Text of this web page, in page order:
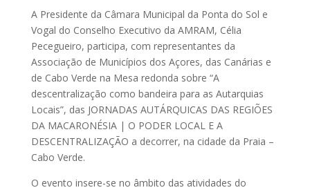
A Presidente da Câmara Municipal da Ponta do Sol e
Vogal do Conselho Executivo da AMRAM, Célia
Pecegueiro, participa, com representantes da
Associação de Municípios dos Açores, das Canárias e
de Cabo Verde na Mesa redonda sobre “A
descentralização como bandeira para as Autarquias
Locais”, das JORNADAS AUTÁRQUICAS DAS REGIÕES
DA MACARONÉSIA | O PODER LOCAL E A
DESCENTRALIZAÇÃO a decorrer, na cidade da Praia –
Cabo Verde.
O evento insere-se no âmbito das atividades do